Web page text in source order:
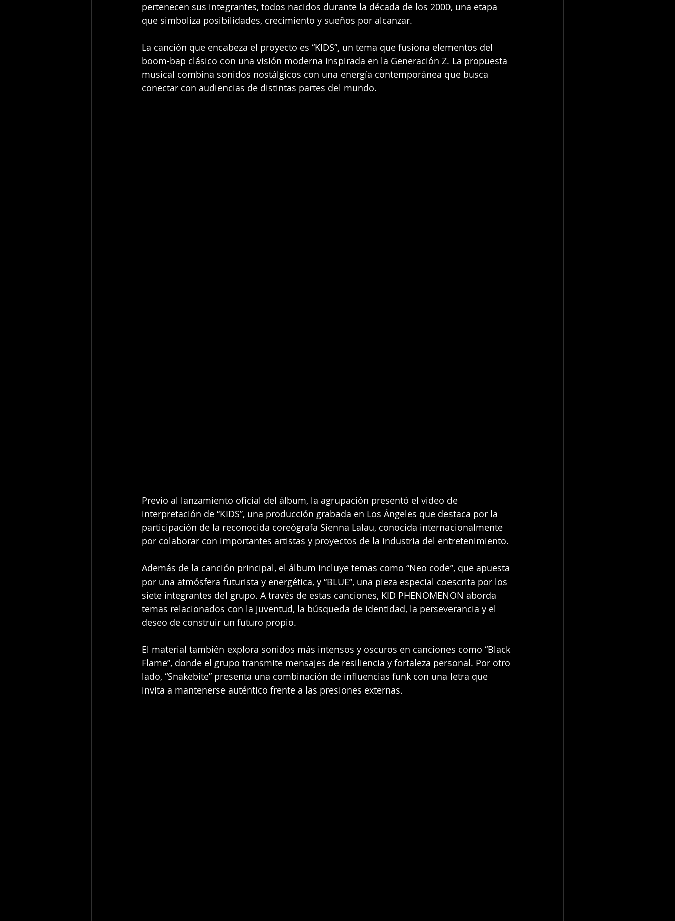
pertenecen sus integrantes, todos nacidos durante la década de los 2000, una etapa
que simboliza posibilidades, crecimiento y sueños por alcanzar.
La canción que encabeza el proyecto es “KIDS”, un tema que fusiona elementos del
boom-bap clásico con una visión moderna inspirada en la Generación Z. La propuesta
musical combina sonidos nostálgicos con una energía contemporánea que busca
conectar con audiencias de distintas partes del mundo.
Previo al lanzamiento oficial del álbum, la agrupación presentó el video de
interpretación de “KIDS”, una producción grabada en Los Ángeles que destaca por la
participación de la reconocida coreógrafa Sienna Lalau, conocida internacionalmente
por colaborar con importantes artistas y proyectos de la industria del entretenimiento.
Además de la canción principal, el álbum incluye temas como “Neo code”, que apuesta
por una atmósfera futurista y energética, y “BLUE”, una pieza especial coescrita por los
siete integrantes del grupo. A través de estas canciones, KID PHENOMENON aborda
temas relacionados con la juventud, la búsqueda de identidad, la perseverancia y el
deseo de construir un futuro propio.
El material también explora sonidos más intensos y oscuros en canciones como “Black
Flame”, donde el grupo transmite mensajes de resiliencia y fortaleza personal. Por otro
lado, “Snakebite” presenta una combinación de influencias funk con una letra que
invita a mantenerse auténtico frente a las presiones externas.